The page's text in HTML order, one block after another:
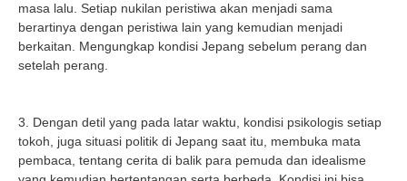
masa lalu. Setiap nukilan peristiwa akan menjadi sama
berartinya dengan peristiwa lain yang kemudian menjadi
berkaitan. Mengungkap kondisi Jepang sebelum perang dan
setelah perang.
3. Dengan detil yang pada latar waktu, kondisi psikologis setiap
tokoh, juga situasi politik di Jepang saat itu, membuka mata
pembaca, tentang cerita di balik para pemuda dan idealisme